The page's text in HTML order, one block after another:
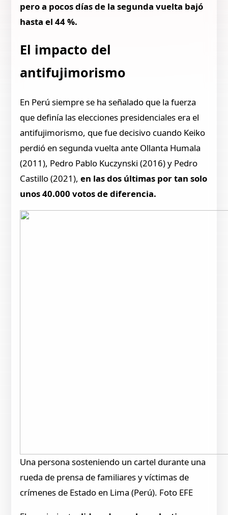
pero a pocos días de la segunda vuelta bajó
hasta el 44 %.
El impacto del
antifujimorismo
En Perú siempre se ha señalado que la fuerza
que definía las elecciones presidenciales era el
antifujimorismo, que fue decisivo cuando Keiko
perdió en segunda vuelta ante Ollanta Humala
(2011), Pedro Pablo Kuczynski (2016) y Pedro
Castillo (2021),en las dos últimas por tan solo
unos 40.000 votos de diferencia.
Una persona sosteniendo un cartel durante una
rueda de prensa de familiares y víctimas de
crímenes de Estado en Lima (Perú). Foto EFE